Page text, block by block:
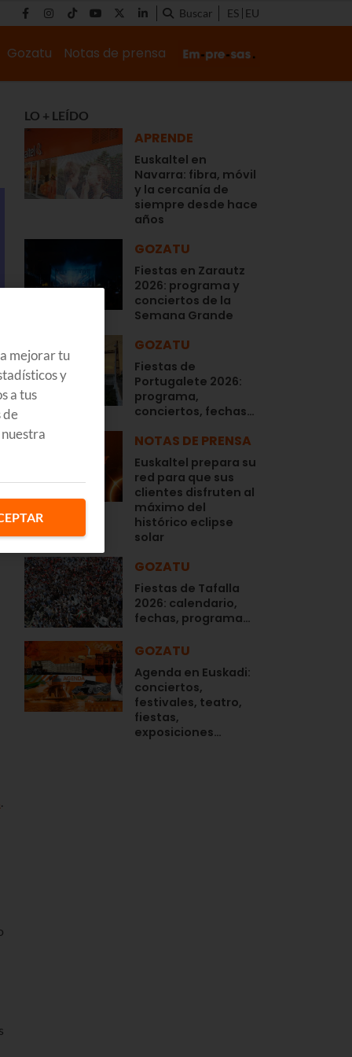
Buscar ES EU
Gozatu Notas de prensa
LO + LEÍDO
APRENDE
Euskaltel en
Navarra: fibra, móvil
y la cercanía de
siempre desde hace
años
GOZATU
Fiestas en Zarautz
2026: programa y
conciertos de la
Semana Grande
GOZATU
Fiestas de
Portugalete 2026:
programa,
conciertos, fechas…
NOTAS DE PRENSA
Euskaltel prepara su
red para que sus
clientes disfruten al
máximo del
histórico eclipse
solar
GOZATU
Fiestas de Tafalla
2026: calendario,
fechas, programa…
GOZATU
Agenda en Euskadi:
conciertos,
festivales, teatro,
fiestas,
exposiciones…
mejorar tu
y
a tus
de